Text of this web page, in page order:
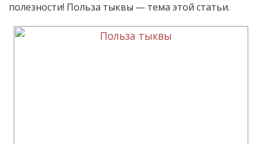
полезности! Польза тыквы — тема этой статьи.